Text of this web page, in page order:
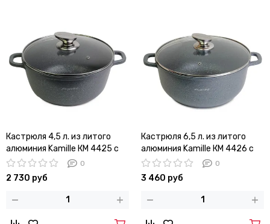
Кастрюля 4,5 л. из литого
алюминия Kamille КМ 4425 с
мраморным покрытием
0
2 730 руб
Кастрюля 6,5 л. из литого
алюминия Kamille КМ 4426 с
мраморным покрытием
0
3 460 руб